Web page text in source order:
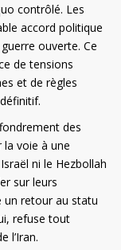
contrôlé. Les
accord politique
ouverte. Ce
de tensions
et de règles
des
voie à une
ni le Hezbollah
sur leurs
un retour au statu
refuse tout
l’Iran.